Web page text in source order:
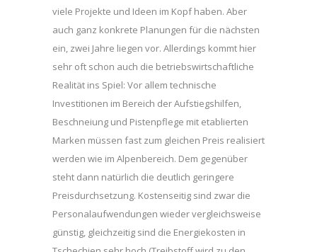
viele Projekte und Ideen im Kopf haben. Aber
auch ganz konkrete Planungen für die nächsten
ein, zwei Jahre liegen vor. Allerdings kommt hier
sehr oft schon auch die betriebswirtschaftliche
Realität ins Spiel: Vor allem technische
Investitionen im Bereich der Aufstiegshilfen,
Beschneiung und Pistenpflege mit etablierten
Marken müssen fast zum gleichen Preis realisiert
werden wie im Alpenbereich. Dem gegenüber
steht dann natürlich die deutlich geringere
Preisdurchsetzung. Kostenseitig sind zwar die
Personalaufwendungen wieder vergleichsweise
günstig, gleichzeitig sind die Energiekosten in